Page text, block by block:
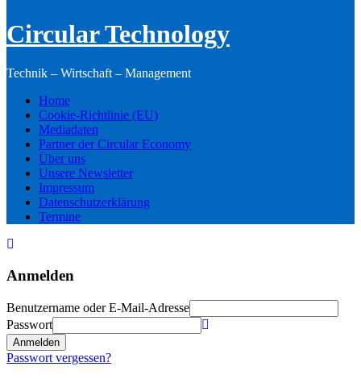
Circular Technology
Technik – Wirtschaft – Management
Home
Cookie-Richtlinie (EU)
Mediadaten
Partner der Circular Economy
Über uns
Unsere Newsletter
Impressum
Datenschutzerklärung
Termine
Anmelden
Benutzername oder E-Mail-Adresse
Passwort
Anmelden
Passwort vergessen?